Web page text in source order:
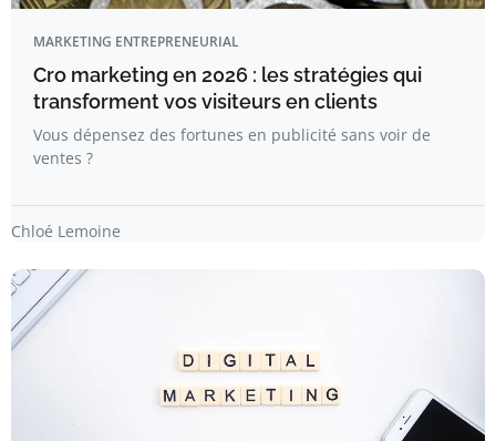
MARKETING ENTREPRENEURIAL
Cro marketing en 2026 : les stratégies qui
transforment vos visiteurs en clients
Vous dépensez des fortunes en publicité sans voir de
ventes ?
Chloé Lemoine